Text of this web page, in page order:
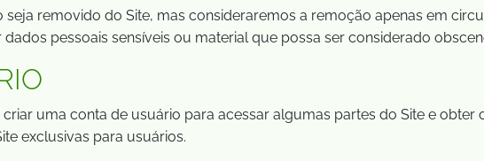
removido do Site, mas consideraremos a remoção apenas em
pessoais sensíveis ou material que possa ser considerado
uma conta de usuário para acessar algumas partes do Site e
exclusivas para usuários.